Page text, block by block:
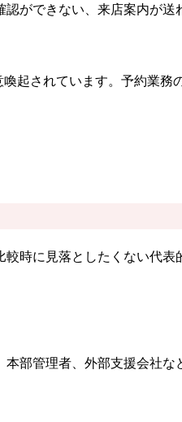
ができない、来店案内が
起されています。予約業
時に見落としたくない代
部管理者、外部支援会社